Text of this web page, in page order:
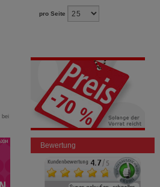
pro Seite
bei
Bewertung